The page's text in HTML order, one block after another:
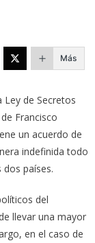
Más
de Secretos
Francisco
un acuerdo de
indefinida todo
países.
del
llevar una mayor
en el caso de